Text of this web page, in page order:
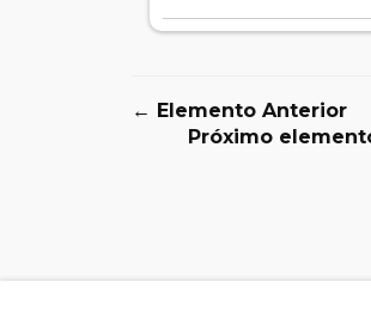
← Elemento Anterior
Próximo